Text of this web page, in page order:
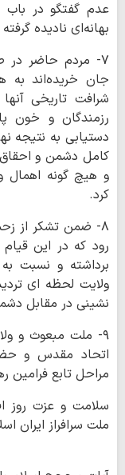
عدم گفتگو در
بهانه‌ای نادیده
۷- مردم حاضر در
جان خریده‌اند
شرافت تاریخی
رزمندگان و خون
دستیابی به نتیجه
کامل دشمن و
و هیچ گونه اهمال
کرد.
۸- ضمن تشکر از
رود که در این
برداشته و نسبت
ولایت لحظه ای
نشینی در مقابل
۹- ملت مبعوث و
اتحاد مقدس و
مراحل تابع فرامین
سلامت و عزت روز
ملت سرافراز ایران